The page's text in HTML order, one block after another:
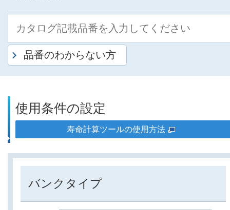
品番のわからない方
使用条件の設定
寿命計算ツールの使用方法
バンクタイプ